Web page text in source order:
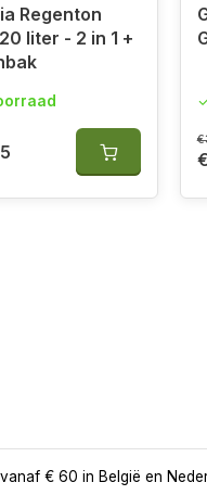
Regenton
liter - 2 in 1 +
vanaf € 60 in België en